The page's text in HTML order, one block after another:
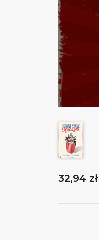
32,94 zł